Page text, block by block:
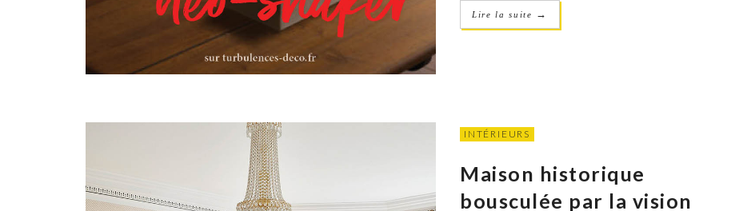
Lire la suite →
INTÉRIEURS
Maison historique
bousculée par la vision